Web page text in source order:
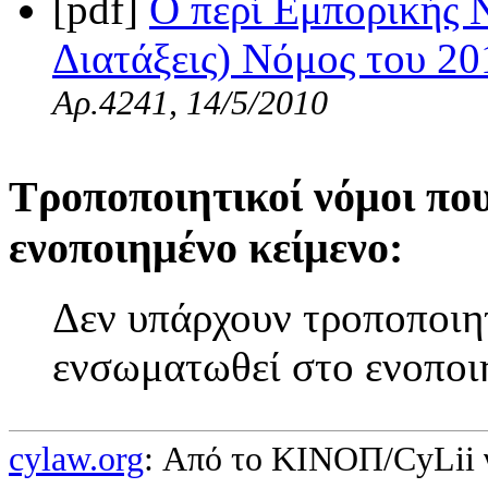
Διατάξεις) Νόμος του
Αρ.4241, 14/5/2010
Τροποποιητικοί νόμοι
ενοποιημένο κείμενο:
Δεν υπάρχουν
ενσωματωθεί στο
cylaw.org: Από το ΚΙΝOΠ/CyLii